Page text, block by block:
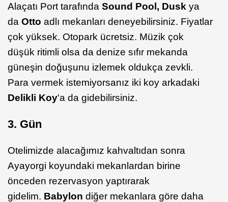
Alaçatı Port tarafında Sound Pool, Dusk ya
da Otto adlı mekanları deneyebilirsiniz. Fiyatlar
çok yüksek. Otopark ücretsiz. Müzik çok
düşük ritimli olsa da denize sıfır mekanda
güneşin doğuşunu izlemek oldukça zevkli.
Para vermek istemiyorsanız iki koy arkadaki
Delikli Koy'a da gidebilirsiniz.
3. Gün
Otelimizde alacağımız kahvaltıdan sonra
Ayayorgi koyundaki mekanlardan birine
önceden rezervasyon yaptırarak
gidelim. Babylon diğer mekanlara göre daha